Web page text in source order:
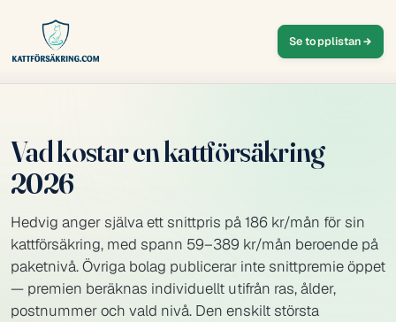
Se topplistan
Vad kostar en kattförsäkring
2026
Hedvig anger själva ett snittpris på 186 kr/mån för sin
kattförsäkring, med spann 59–389 kr/mån beroende på
paketnivå. Övriga bolag publicerar inte snittpremie öppet
— premien beräknas individuellt utifrån ras, ålder,
postnummer och vald nivå. Den enskilt största